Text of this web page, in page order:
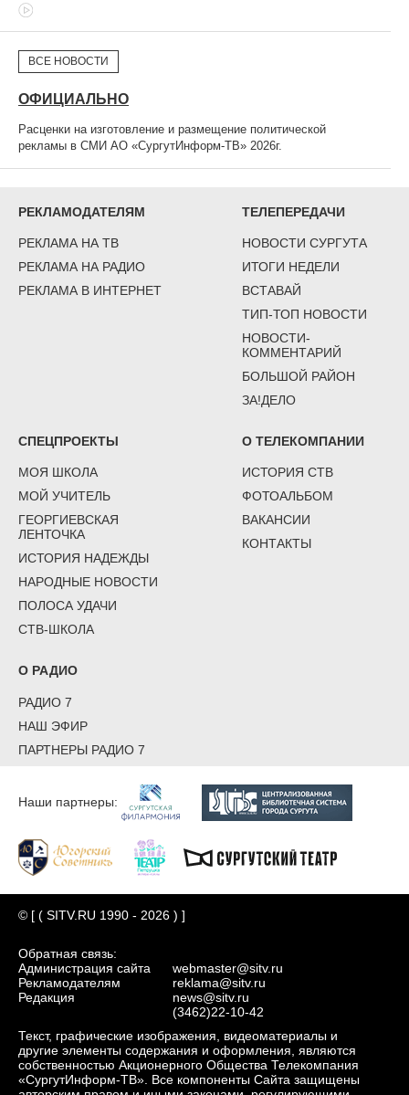
ВСЕ НОВОСТИ
ОФИЦИАЛЬНО
Расценки на изготовление и размещение политической
рекламы в СМИ АО «СургутИнформ-ТВ» 2026г.
РЕКЛАМОДАТЕЛЯМ
РЕКЛАМА НА ТВ
РЕКЛАМА НА РАДИО
РЕКЛАМА В ИНТЕРНЕТ
ТЕЛЕПЕРЕДАЧИ
НОВОСТИ СУРГУТА
ИТОГИ НЕДЕЛИ
ВСТАВАЙ
ТИП-ТОП НОВОСТИ
НОВОСТИ-
КОММЕНТАРИЙ
БОЛЬШОЙ РАЙОН
ЗА!ДЕЛО
СПЕЦПРОЕКТЫ
МОЯ ШКОЛА
МОЙ УЧИТЕЛЬ
ГЕОРГИЕВСКАЯ
ЛЕНТОЧКА
ИСТОРИЯ НАДЕЖДЫ
НАРОДНЫЕ НОВОСТИ
ПОЛОСА УДАЧИ
СТВ-ШКОЛА
О ТЕЛЕКОМПАНИИ
ИСТОРИЯ СТВ
ФОТОАЛЬБОМ
ВАКАНСИИ
КОНТАКТЫ
О РАДИО
РАДИО 7
НАШ ЭФИР
ПАРТНЕРЫ РАДИО 7
Наши партнеры:
© [ ( SITV.RU 1990 - 2026 ) ]
Обратная связь:
Администрация сайта
Рекламодателям
Редакция
webmaster@sitv.ru
reklama@sitv.ru
news@sitv.ru
(3462)22-10-42
Текст, графические изображения, видеоматериалы и
другие элементы содержания и оформления, являются
собственностью Акционерного Общества Телекомпания
«СургутИнформ-ТВ». Все компоненты Сайта защищены